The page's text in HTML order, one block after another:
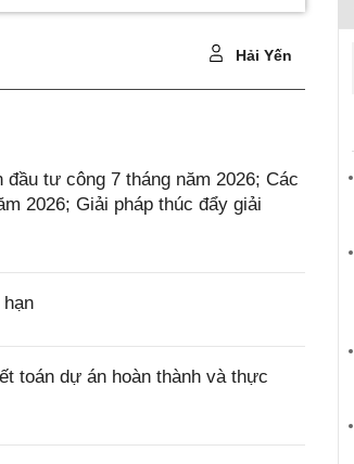
Hải Yến
tư công 7 tháng năm 2026; Các
2026; Giải pháp thúc đẩy giải
toán dự án hoàn thành và thực